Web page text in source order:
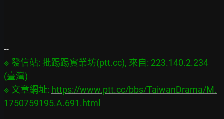
※ 發信站: 批踢踢實業坊(ptt.cc), 來自: 223.140.2.234
(臺灣)
※ 文章網址: https://www.ptt.cc/bbs/TaiwanDrama/M.
1750759195.A.691.html